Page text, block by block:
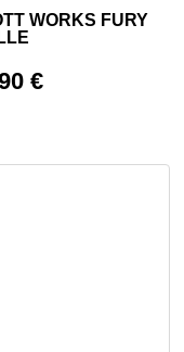
WORKS FURY
€